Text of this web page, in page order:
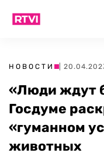
НОВОСТИ |
«Люди ждут
Госдуме
«гуманном
животных